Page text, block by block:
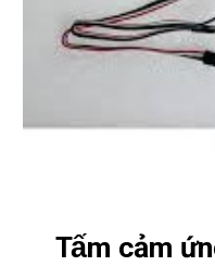
Tấm cảm